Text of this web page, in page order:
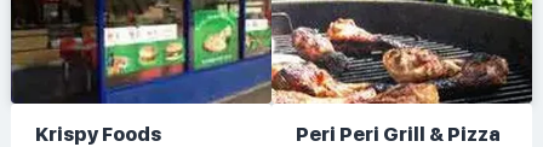
Krispy Foods
Peri Peri Grill & Pizza